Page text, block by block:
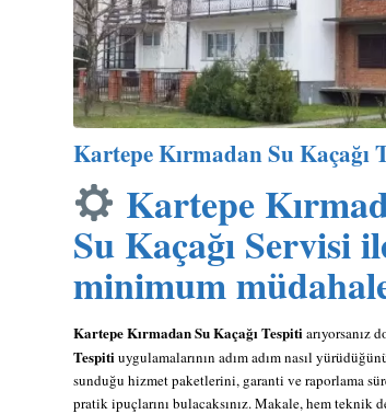
Kartepe Kırmadan Su Kaçağı
Kartepe
Su Kaçağı Servisi
minimum
Kartepe Kırmadan Su Kaçağı Tespiti arıyorsanız
Tespiti uygulamalarının adım adım nasıl
sunduğu hizmet paketlerini, garanti ve raporlama
pratik ipuçlarını bulacaksınız. Makale, hem teknik